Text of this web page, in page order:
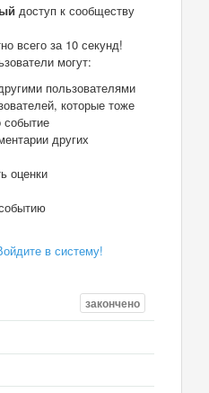
доступ к сообществу
всего за 10 секунд!
могут:
пользователями
которые тоже
событие
других
оценки
в систему!
закончено